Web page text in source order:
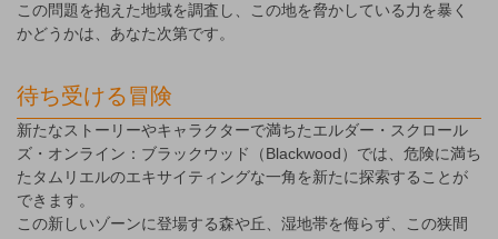
この問題を抱えた地域を調査し、この地を脅かしている力を暴く
かどうかは、あなた次第です。
待ち受ける冒険
新たなストーリーやキャラクターで満ちたエルダー・スクロール
ズ・オンライン：ブラックウッド（Blackwood）では、危険に満ち
たタムリエルのエキサイティングな一角を新たに探索することが
できます。
この新しいゾーンに登場する森や丘、湿地帯を侮らず、この狭間